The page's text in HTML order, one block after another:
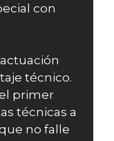
con
técnico.
primer
técnicas a
no falle